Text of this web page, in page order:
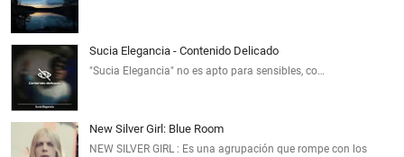
Sucia Elegancia - Contenido Delicado
"Sucia Elegancia" no es apto para sensibles, co…
New Silver Girl: Blue Room
NEW SILVER GIRL : Es una agrupación que rompe con los